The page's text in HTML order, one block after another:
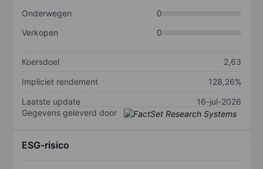
Onderwegen
0
Verkopen
0
Koersdoel
2,63
Impliciet rendement
128,26%
Laatste update
16-jul-2026
Gegevens geleverd door
ESG-risico